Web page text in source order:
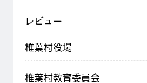
レビュー
椎葉村役場
椎葉村教育委員会